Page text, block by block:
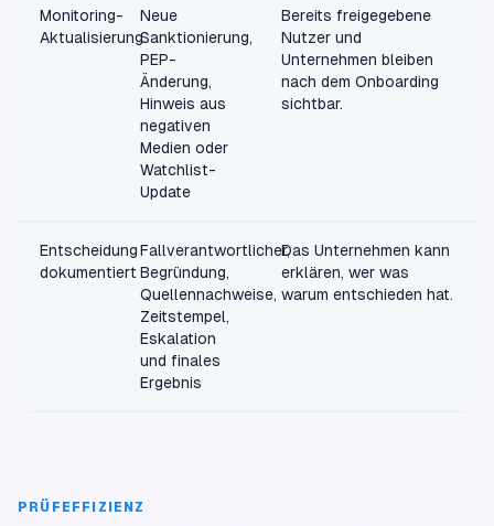
Monitoring-
Aktualisierung
Neue
Sanktionierung,
PEP-
Änderung,
Hinweis aus
negativen
Medien oder
Watchlist-
Update
Bereits freigegebene
Nutzer und
Unternehmen bleiben
nach dem Onboarding
sichtbar.
Entscheidung
dokumentiert
Fallverantwortlicher,
Begründung,
Quellennachweise,
Zeitstempel,
Eskalation
und finales
Ergebnis
Das Unternehmen kann
erklären, wer was
warum entschieden hat.
PRÜFEFFIZIENZ